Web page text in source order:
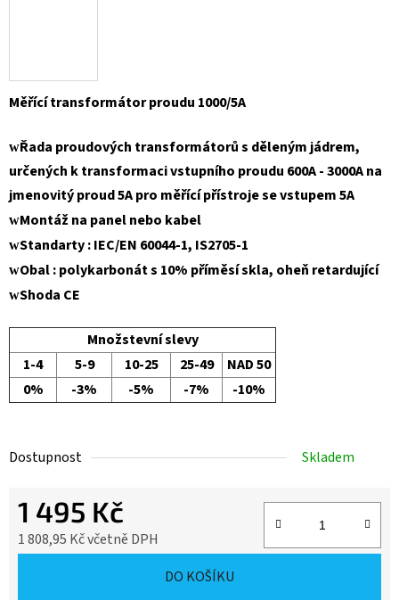
Měřící transformátor proudu 1000/5A
wŘada proudových transformátorů s děleným jádrem,
určených k transformaci vstupního proudu 600A - 3000A na
jmenovitý proud 5A pro měřící přístroje se vstupem 5A
wMontáž na panel nebo kabel
wStandarty : IEC/EN 60044-1, IS2705-1
wObal : polykarbonát s 10% příměsí skla, oheň retardující
wShoda CE
Množstevní slevy
1-4
5-9 10-25 25-49
NAD 50
0%
-3% -5% -7% -10%
Dostupnost Skladem
1 495 Kč
1 808,95 Kč včetně DPH
DO KOŠÍKU